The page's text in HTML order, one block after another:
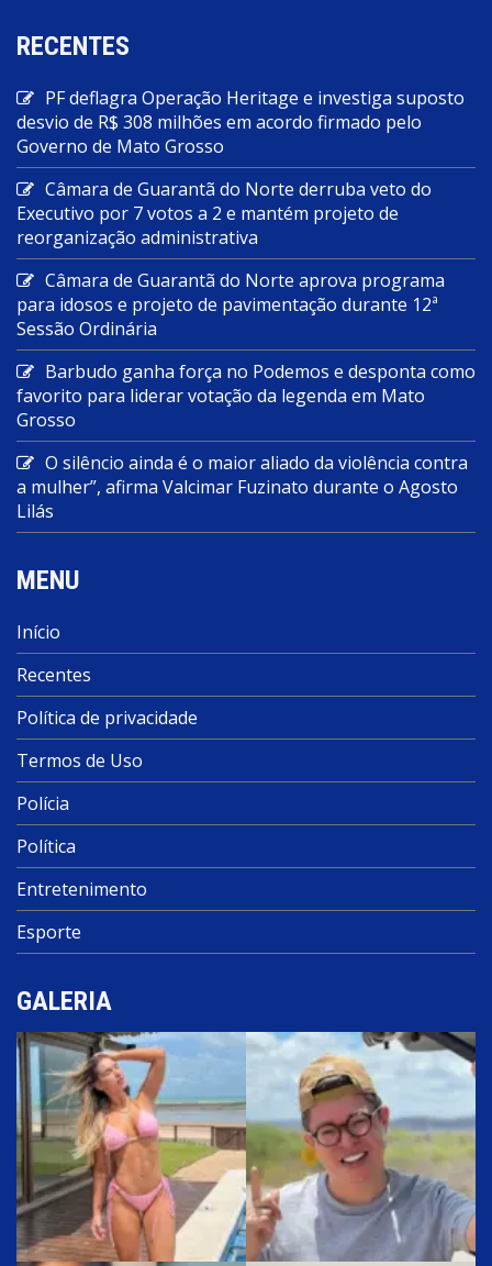
RECENTES
PF deflagra Operação Heritage e investiga suposto
desvio de R$ 308 milhões em acordo firmado pelo
Governo de Mato Grosso
Câmara de Guarantã do Norte derruba veto do
Executivo por 7 votos a 2 e mantém projeto de
reorganização administrativa
Câmara de Guarantã do Norte aprova programa
para idosos e projeto de pavimentação durante 12ª
Sessão Ordinária
Barbudo ganha força no Podemos e desponta como
favorito para liderar votação da legenda em Mato
Grosso
O silêncio ainda é o maior aliado da violência contra
a mulher”, afirma Valcimar Fuzinato durante o Agosto
Lilás
MENU
Início
Recentes
Política de privacidade
Termos de Uso
Polícia
Política
Entretenimento
Esporte
GALERIA